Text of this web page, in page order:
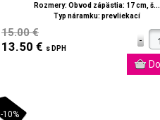
Rozmery: Obvod zápästia: 17 cm, š...
Typ náramku: prevliekací
15.00 €
13.50 € s DPH
-10%